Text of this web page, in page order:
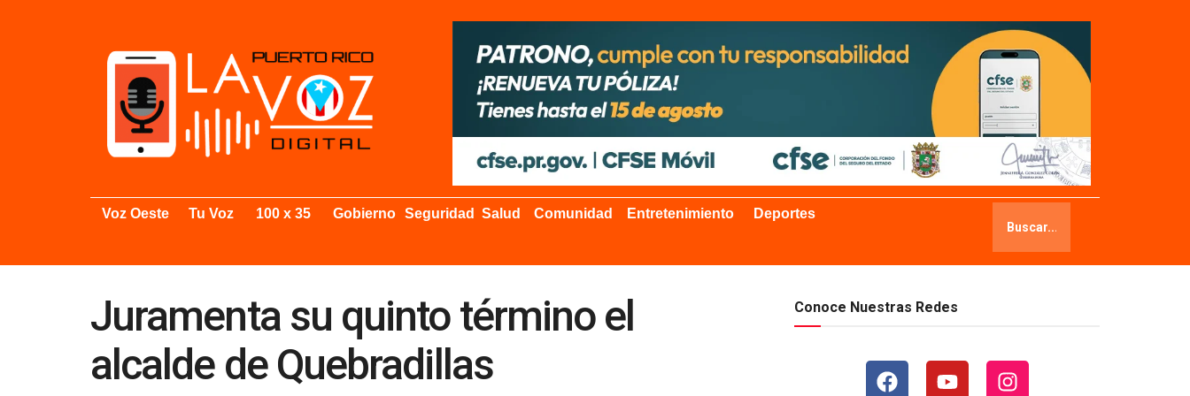
Voz Oeste Tu Voz 100 x 35 Gobierno Seguridad Salud Comunidad Entretenimiento Deportes
Juramenta su quinto término el
alcalde de Quebradillas
Conoce Nuestras Redes